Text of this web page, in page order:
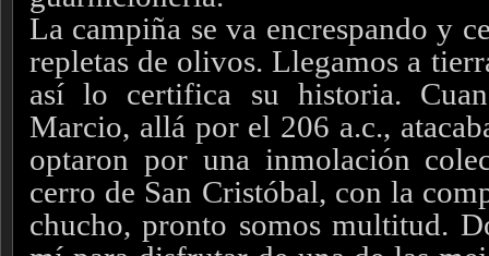
La campiña se va encrespando y
repletas de olivos. Llegamos a
así lo certifica su historia.
Marcio, allá por el 206 a.c.,
optaron por una inmolación
cerro de San Cristóbal, con la
chucho, pronto somos multitud.